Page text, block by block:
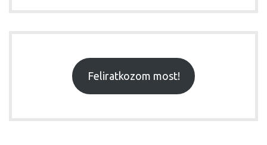
Feliratkozom most!